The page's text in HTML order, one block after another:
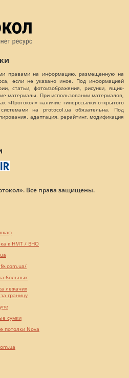
правами на информацию, размещенную на
если не указано иное. Под информацией
статьи, фотоизображения, рисунки, ящик-
материалы. При использовании материалов,
«Протокол» наличие гиперссылки открытого
на protocol.ua обязательна. Под
адаптация, рерайтинг, модификация
Все права защищены.
к НМТ / ВНО
больных
лежачих
границу
сумки
потолки Nova